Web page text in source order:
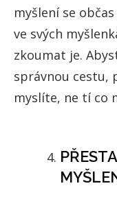
myšlení se
ve svých
zkoumat je.
správnou cestu,
myslíte, ne tí co